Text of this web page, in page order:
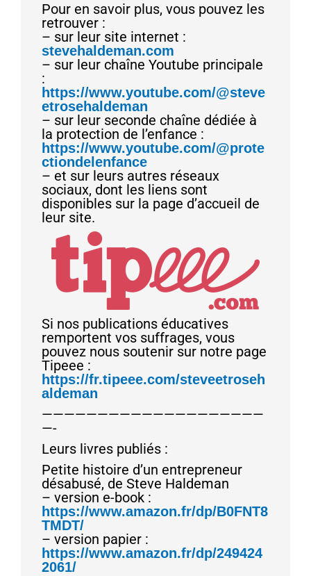
Pour en savoir plus, vous pouvez les
retrouver :
– sur leur site internet :
stevehaldeman.com
– sur leur chaîne Youtube principale
:
https://www.youtube.com/@steve
etrosehaldeman
– sur leur seconde chaîne dédiée à
la protection de l’enfance :
https://www.youtube.com/@prote
ctiondelenfance
– et sur leurs autres réseaux
sociaux, dont les liens sont
disponibles sur la page d’accueil de
leur site.
Si nos publications éducatives
remportent vos suffrages, vous
pouvez nous soutenir sur notre page
Tipeee :
https://fr.tipeee.com/steveetroseh
aldeman
————————————————————
—-
Leurs livres publiés :
Petite histoire d’un entrepreneur
désabusé, de Steve Haldeman
– version e-book :
https://www.amazon.fr/dp/B0FNT8
TMDT/
– version papier :
https://www.amazon.fr/dp/249424
2061/